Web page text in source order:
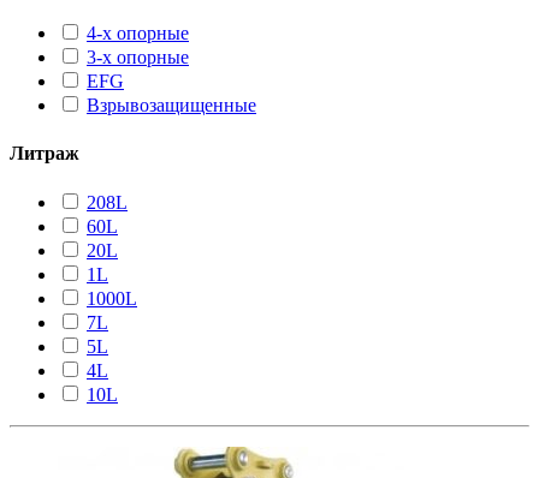
4-х опорные
3-х опорные
EFG
Взрывозащищенные
Литраж
208L
60L
20L
1L
1000L
7L
5L
4L
10L